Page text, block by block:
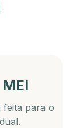
feita para o